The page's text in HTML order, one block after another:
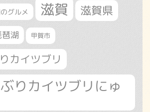
グルメ 滋賀 滋賀県
琶湖 甲賀市
カイツブリ
りカイツブリにゅ